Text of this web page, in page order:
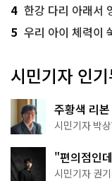
4 한강 다리 아래서
5 우리 아이 체력이
시민기자 인
주황색 리
서울둘레길
시민기자 박
"편의점인
한 편의점의
시민기자 권